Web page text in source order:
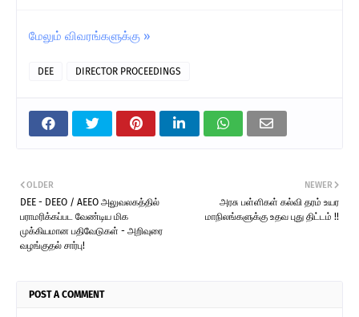
மேலும் விவரங்களுக்கு »
DEE DIRECTOR PROCEEDINGS
NEWER
அரசு பள்ளிகள் கல்வி தரம் உயர
மாநிலங்களுக்கு உதவ புது திட்டம் !!
OLDER
DEE - DEEO / AEEO அலுவலகத்தில்
பராமரிக்கப்பட வேண்டிய மிக
முக்கியமான பதிவேடுகள் - அறிவுரை
வழங்குதல் சார்பு!
POST A COMMENT